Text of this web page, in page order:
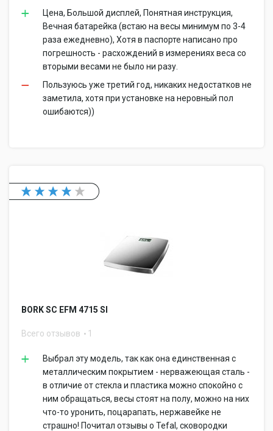
Цена, Большой дисплей, Понятная инструкция,
Вечная батарейка (встаю на весы минимум по 3-4
раза ежедневно), Хотя в паспорте написано про
погрешность - расхождений в измерениях веса со
вторыми весами не было ни разу.
Пользуюсь уже третий год, никаких недостатков не
заметила, хотя при установке на неровный пол
ошибаются))
BORK SC EFM 4715 SI
Всего отзывов 1
Выбрал эту модель, так как она единственная с
металлическим покрытием - нерважеющая сталь -
в отличие от стекла и пластика можно спокойно с
ним обращаться, весы стоят на полу, можно на них
что-то уронить, поцарапать, нержавейке не
страшно! Почитал отзывы о Tefal, сковородки